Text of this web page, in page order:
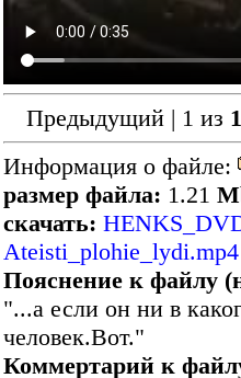
Предыдущий | 1 из
Информация о файле:
размер файла: 1.21
скачать:
Ateisti_plohie_lydi.mp4
Пояснение к файлу
"...а если он ни в
человек.Вот."
Коммертарий к